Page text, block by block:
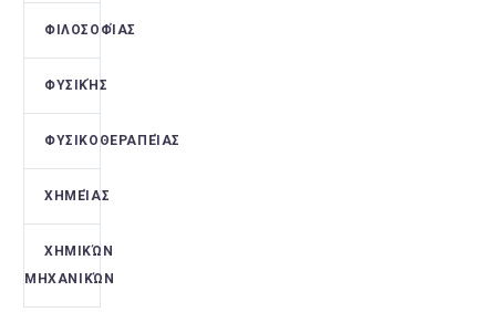
ΦΙΛΟΣΟΦΊΑΣ
ΦΥΣΙΚΉΣ
ΦΥΣΙΚΟΘΕΡΑΠΕΊΑΣ
ΧΗΜΕΊΑΣ
ΧΗΜΙΚΏΝ
ΜΗΧΑΝΙΚΏΝ